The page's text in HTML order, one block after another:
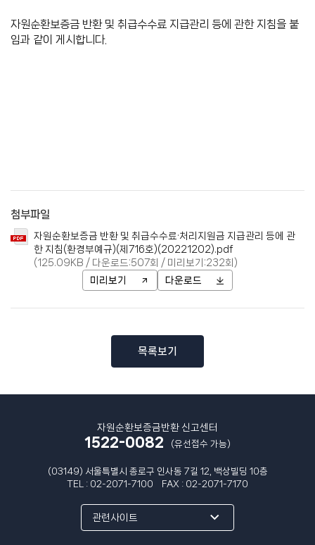
터
자원순환보증금 반환 및 취급수수료 지급관리 등에 관한 지침을 붙
임과 같이 게시합니다.
첨부파일
자원순환보증금 반환 및 취급수수료·처리지원금 지급관리 등에 관
한 지침(환경부예규)(제716호)(20221202).pdf
(125.09KB / 다운로드:507회 / 미리보기:232회)
미리보기
다운로드
목록보기
자원순환보증금반환 신고센터
1522-0082 (유선접수 가능)
(03149) 서울특별시 종로구 인사동 7길 12, 백상빌딩 10층
TEL : 02-2071-7100 FAX : 02-2071-7170
관련사이트